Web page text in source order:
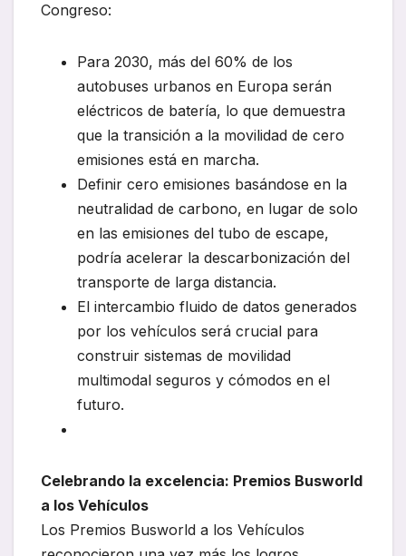
Congreso:
Para 2030, más del 60% de los
autobuses urbanos en Europa serán
eléctricos de batería, lo que demuestra
que la transición a la movilidad de cero
emisiones está en marcha.
Definir cero emisiones basándose en la
neutralidad de carbono, en lugar de solo
en las emisiones del tubo de escape,
podría acelerar la descarbonización del
transporte de larga distancia.
El intercambio fluido de datos generados
por los vehículos será crucial para
construir sistemas de movilidad
multimodal seguros y cómodos en el
futuro.
Celebrando la excelencia: Premios Busworld
a los Vehículos
Los Premios Busworld a los Vehículos